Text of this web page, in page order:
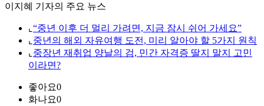
이지혜 기자의 주요 뉴스
⌞ “중년 이후 더 멀리 가려면, 지금 잠시 쉬어 가세요”
⌞ 중년의 해외 자유여행 도전, 미리 알아야 할 5가지 원칙
⌞ 중장년 재취업 양날의 검, 민간 자격증 딸지 말지 고민
이라면?
좋아요0
화나요0